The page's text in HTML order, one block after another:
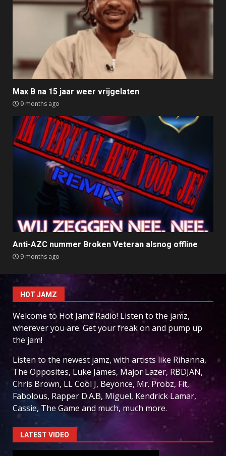
Max B na 15 jaar weer vrijgelaten
9 months ago
Anti-AZC nummer Broken Veteran alsnog offline
9 months ago
HOT JAMZ
Welcome to Hot Jamz Radio! Listen to the jamz,
wherever you are. Get your freak on and pump up
the jam!
Listen to the newest jamz, with artists like Rihanna,
The Opposites, Luke James, Major Lazer, RBDJAN,
Chris Brown, LL Cool J, Beyonce, Mr. Probz, Fit,
Fabolous, Rapper D.A.B, Miguel, Kendrick Lamar,
Cassie, The Game and much, much more.
LATEST VIDEO